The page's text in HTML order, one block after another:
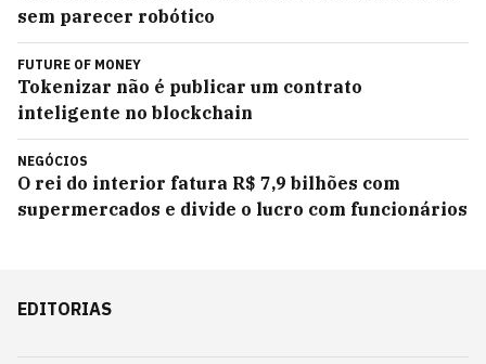
sem parecer robótico
FUTURE OF MONEY
Tokenizar não é publicar um contrato
inteligente no blockchain
NEGÓCIOS
O rei do interior fatura R$ 7,9 bilhões com
supermercados e divide o lucro com funcionários
EDITORIAS